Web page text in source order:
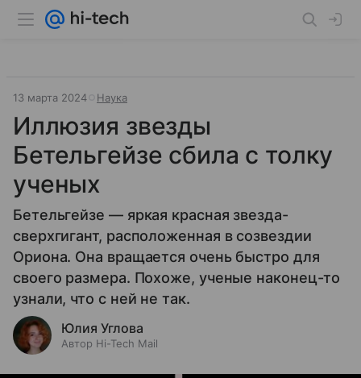
13 марта 2024 Наука
Иллюзия звезды
Бетельгейзе сбила с толку
ученых
Бетельгейзе — яркая красная звезда-
сверхгигант, расположенная в созвездии
Ориона. Она вращается очень быстро для
своего размера. Похоже, ученые наконец-то
узнали, что с ней не так.
Юлия Углова
Автор Hi-Tech Mail